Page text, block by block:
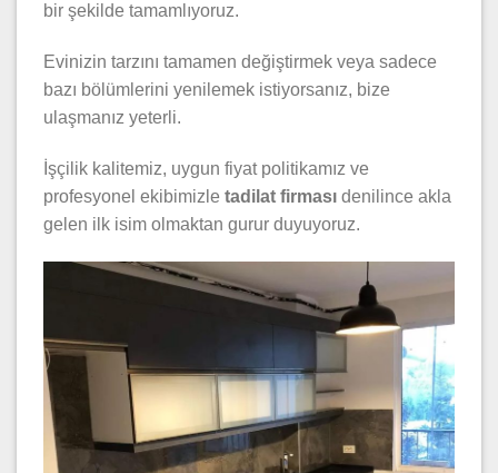
bir şekilde tamamlıyoruz.
Evinizin tarzını tamamen değiştirmek veya sadece
bazı bölümlerini yenilemek istiyorsanız, bize
ulaşmanız yeterli.
İşçilik kalitemiz, uygun fiyat politikamız ve
profesyonel ekibimizle tadilat firması denilince akla
gelen ilk isim olmaktan gurur duyuyoruz.